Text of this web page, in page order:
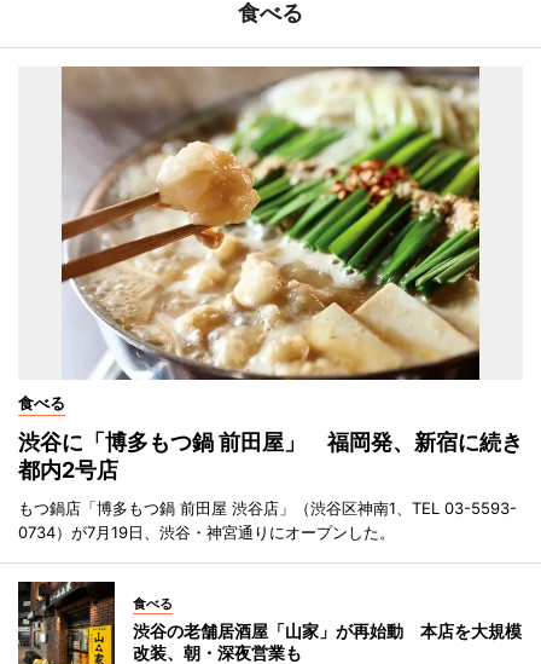
食べる
食べる
渋谷に「博多もつ鍋 前田屋」 福岡発、新宿に続き
都内2号店
もつ鍋店「博多もつ鍋 前田屋 渋谷店」（渋谷区神南1、TEL 03-5593-
0734）が7月19日、渋谷・神宮通りにオープンした。
食べる
渋谷の老舗居酒屋「山家」が再始動 本店を大規模
改装、朝・深夜営業も